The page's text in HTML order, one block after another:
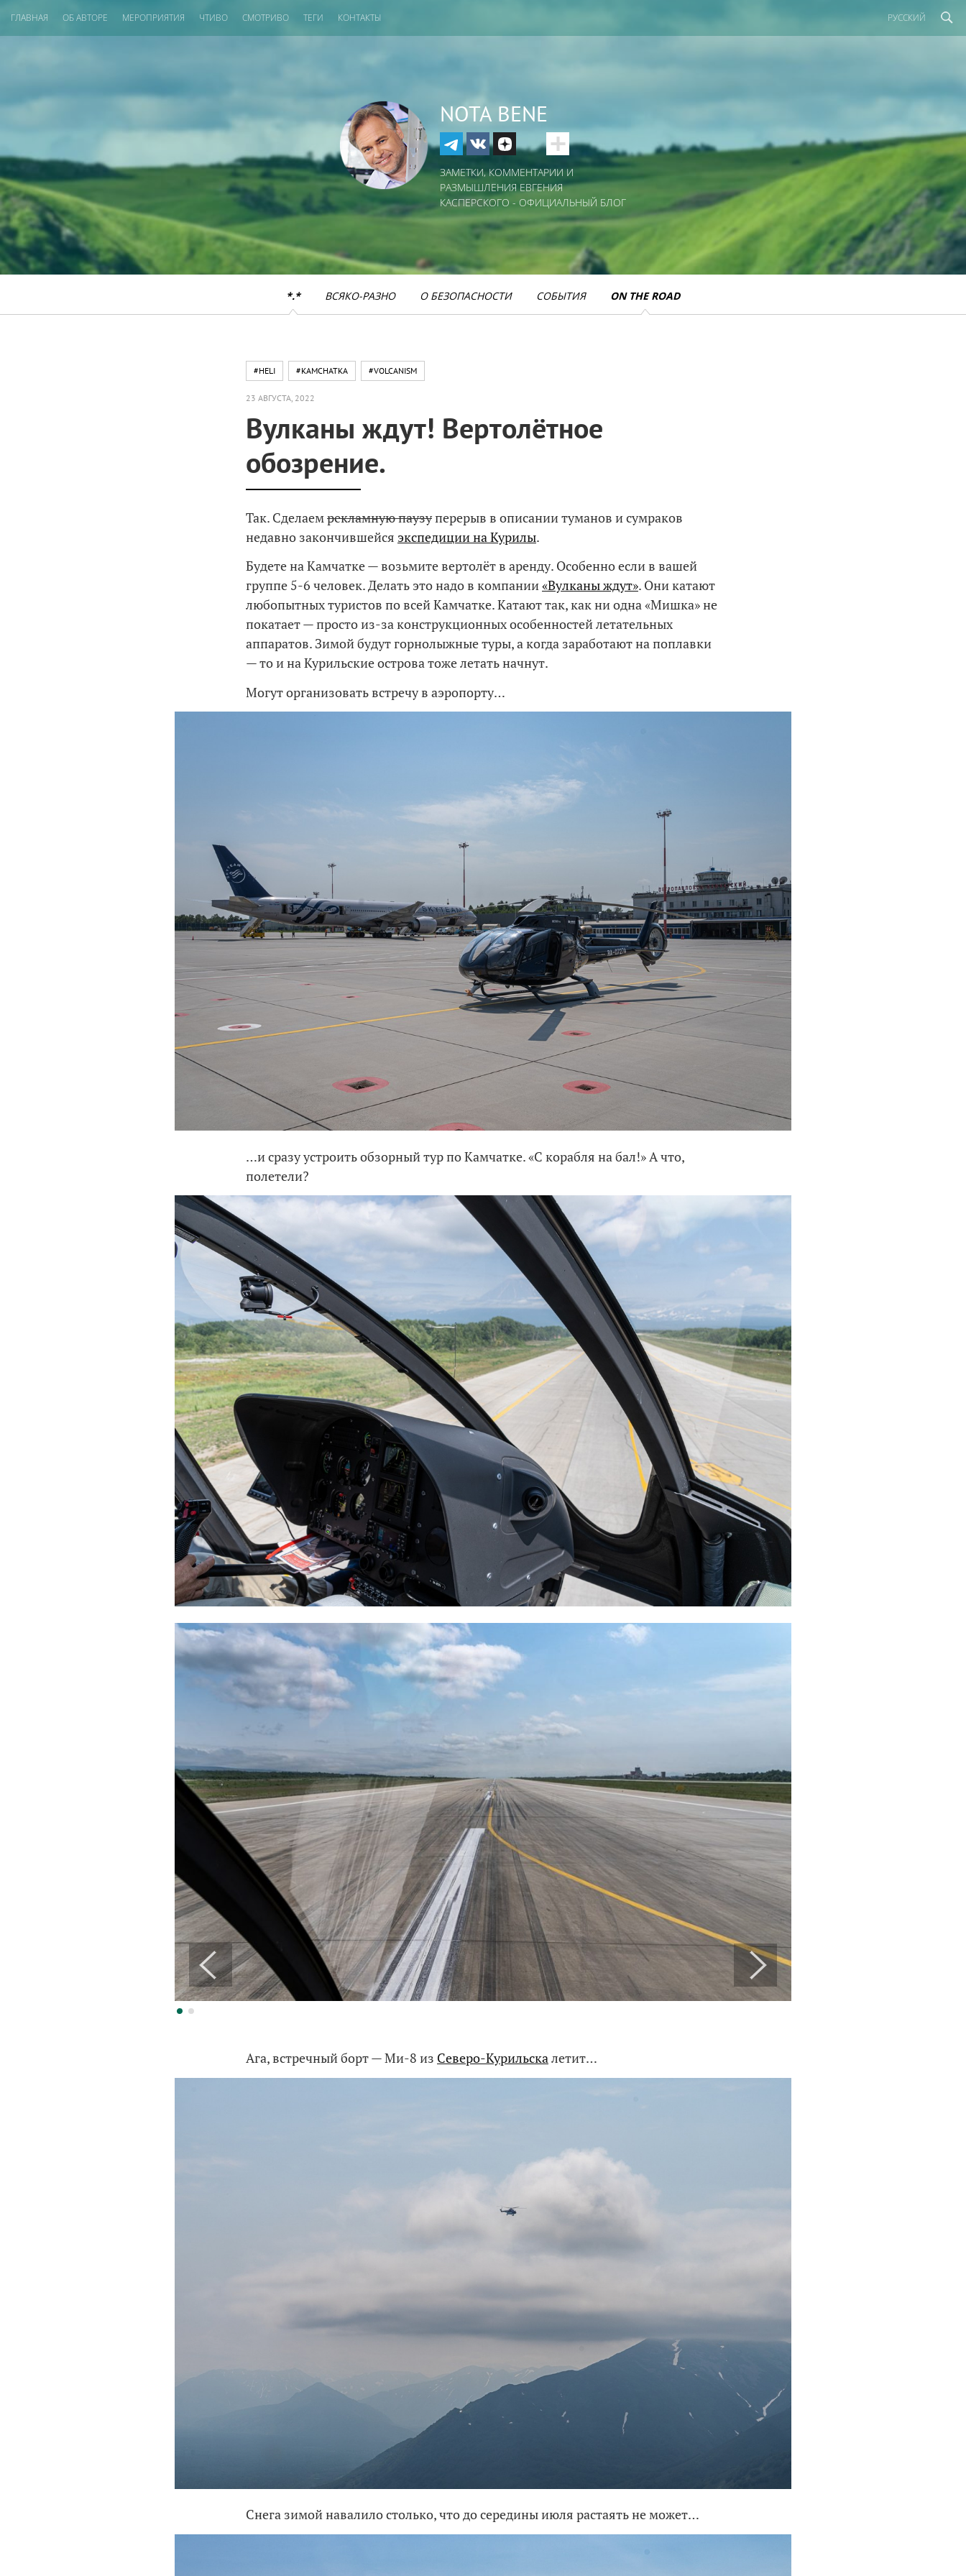
ГЛАВНАЯ ОБ АВТОРЕ МЕРОПРИЯТИЯ ЧТИВО СМОТРИВО ТЕГИ КОНТАКТЫ РУССКИЙ
NOTA BENE
ЗАМЕТКИ, КОММЕНТАРИИ И
РАЗМЫШЛЕНИЯ ЕВГЕНИЯ
КАСПЕРСКОГО - ОФИЦИАЛЬНЫЙ БЛОГ
*.* ВСЯКО-РАЗНО О БЕЗОПАСНОСТИ СОБЫТИЯ ON THE ROAD
#HELI #KAMCHATKA #VOLCANISM
23 АВГУСТА, 2022
Вулканы ждут! Вертолётное
обозрение.
Так. Сделаемрекламную паузуперерыв в описании туманов и сумраков
недавно закончившейся экспедиции на Курилы.
Будете на Камчатке — возьмите вертолёт в аренду. Особенно если в вашей
группе 5-6 человек. Делать это надо в компании«Вулканы ждут». Они катают
любопытных туристов по всей Камчатке. Катают так, как ни одна «Мишка» не
покатает — просто из-за конструкционных особенностей летательных
аппаратов. Зимой будут горнолыжные туры, а когда заработают на поплавки
— то и на Курильские острова тоже летать начнут.
Могут организовать встречу в аэропорту…
…и сразу устроить обзорный тур по Камчатке. «С корабля на бал!» А что,
полетели?
Ага, встречный борт — Ми-8 из Северо-Курильскалетит…
Снега зимой навалило столько, что до середины июля растаять не может…